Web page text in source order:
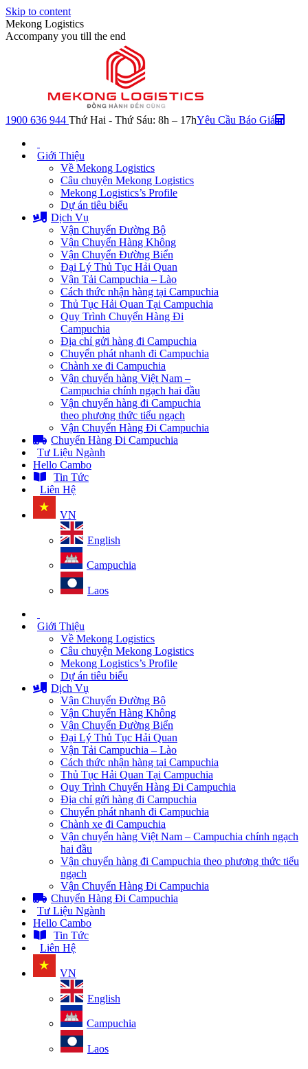
Skip to content
Mekong Logistics
Accompany you till the end
1900 636 944 Thứ Hai - Thứ Sáu: 8h – 17hYêu Cầu Báo Giá
Giới Thiệu
Về Mekong Logistics
Câu chuyện Mekong Logistics
Mekong Logistics’s Profile
Dự án tiêu biểu
Dịch Vụ
Vận Chuyển Đường Bộ
Vận Chuyển Hàng Không
Vận Chuyển Đường Biển
Đại Lý Thủ Tục Hải Quan
Vận Tải Campuchia – Lào
Cách thức nhận hàng tại Campuchia
Thủ Tục Hải Quan Tại Campuchia
Quy Trình Chuyển Hàng Đi
Campuchia
Địa chỉ gửi hàng đi Campuchia
Chuyển phát nhanh đi Campuchia
Chành xe đi Campuchia
Vận chuyển hàng Việt Nam –
Campuchia chính ngạch hai đầu
Vận chuyển hàng đi Campuchia
theo phương thức tiểu ngạch
Vận Chuyển Hàng Đi Campuchia
Chuyển Hàng Đi Campuchia
Tư Liệu Ngành
Hello Cambo
Tin Tức
Liên Hệ
VN
English
Campuchia
Laos
Giới Thiệu
Về Mekong Logistics
Câu chuyện Mekong Logistics
Mekong Logistics’s Profile
Dự án tiêu biểu
Dịch Vụ
Vận Chuyển Đường Bộ
Vận Chuyển Hàng Không
Vận Chuyển Đường Biển
Đại Lý Thủ Tục Hải Quan
Vận Tải Campuchia – Lào
Cách thức nhận hàng tại Campuchia
Thủ Tục Hải Quan Tại Campuchia
Quy Trình Chuyển Hàng Đi Campuchia
Địa chỉ gửi hàng đi Campuchia
Chuyển phát nhanh đi Campuchia
Chành xe đi Campuchia
Vận chuyển hàng Việt Nam – Campuchia chính ngạch
hai đầu
Vận chuyển hàng đi Campuchia theo phương thức tiểu
ngạch
Vận Chuyển Hàng Đi Campuchia
Chuyển Hàng Đi Campuchia
Tư Liệu Ngành
Hello Cambo
Tin Tức
Liên Hệ
VN
English
Campuchia
Laos